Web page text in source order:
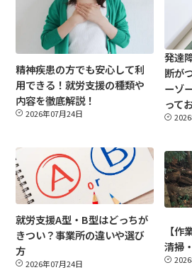
精神疾患の方でも安心して利
用できる！就労支援の種類や
内容を徹底解説！
2026年07月24日
発達
断が
ーゾ
って
就労支援A型・B型はどっちが
きつい？事業所の違いや選び
方
2026年07月24日
【
清掃